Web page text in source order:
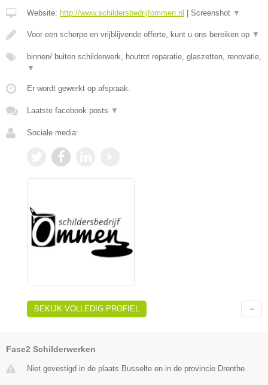
Website: http://www.schildersbedrijfommen.nl Screenshot ▼
Voor een scherpe en vrijblijvende offerte, kunt u ons bereiken op ▼
binnen/ buiten schilderwerk, houtrot reparatie, glaszetten, renovatie,
▼
Er wordt gewerkt op afspraak.
Laatste facebook posts ▼
Sociale media:
BEKIJK VOLLEDIG PROFIEL
Fase2 Schilderwerken
Niet gevestigd in de plaats Busselte en in de provincie Drenthe.